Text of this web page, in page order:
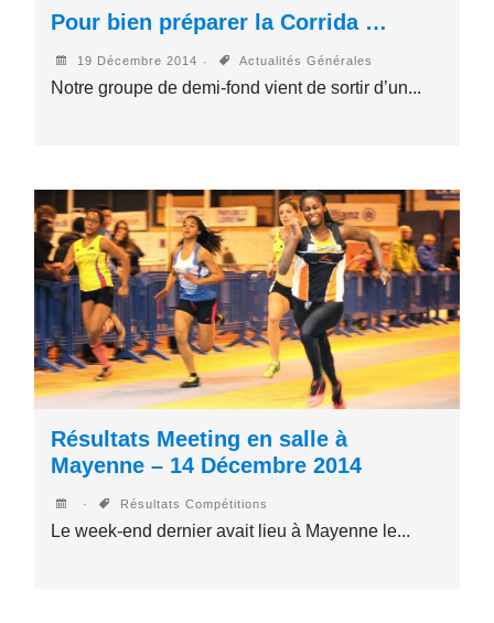
Pour bien préparer la Corrida …
19 Décembre 2014 Actualités Générales
Notre groupe de demi-fond vient de sortir d’un...
Résultats Meeting en salle à
Mayenne – 14 Décembre 2014
Résultats Compétitions
Le week-end dernier avait lieu à Mayenne le...